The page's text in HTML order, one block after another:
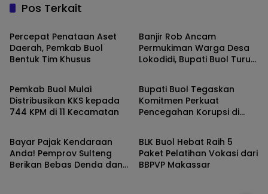
Pos Terkait
BUOL
Percepat Penataan Aset
Daerah, Pemkab Buol
Bentuk Tim Khusus
Banjir Rob Ancam
Permukiman Warga Desa
Lokodidi, Bupati Buol Turun
BUOL
Pemkab Buol Mulai
Distribusikan KKS kepada
744 KPM di 11 Kecamatan
BUOL
Bupati Buol Tegaskan
Komitmen Perkuat
Pencegahan Korupsi di
BUOL
Bayar Pajak Kendaraan
Anda! Pemprov Sulteng
Berikan Bebas Denda dan
BUOL
BLK Buol Hebat Raih 5
Paket Pelatihan Vokasi dari
BBPVP Makassar